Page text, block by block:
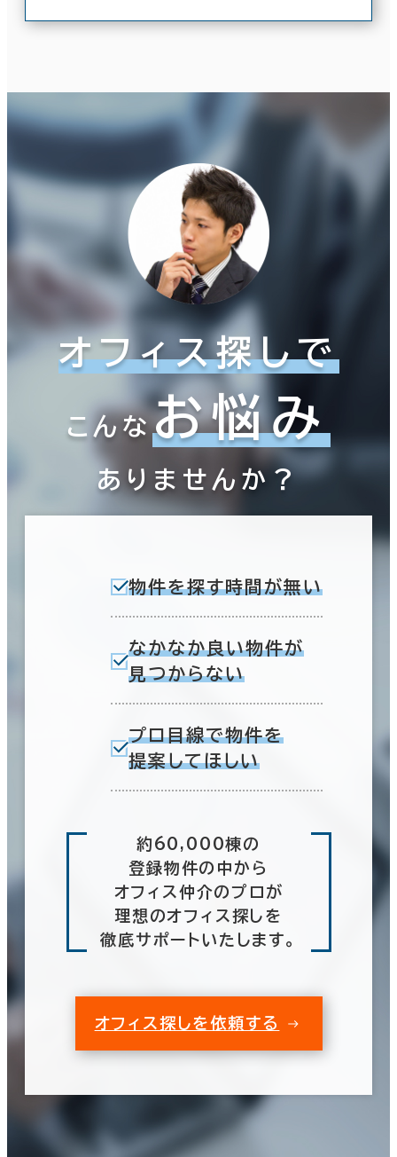
オフィス探しで
こんなお悩み
ありませんか？
物件を探す時間が無い
なかなか良い物件が
見つからない
プロ目線で物件を
提案してほしい
約60,000棟の
登録物件の中から
オフィス仲介のプロが
理想のオフィス探しを
徹底サポートいたします。
オフィス探しを依頼する